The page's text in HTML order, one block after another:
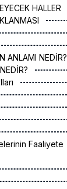
HALLER
ANLAMI NEDİR?
Faaliyete